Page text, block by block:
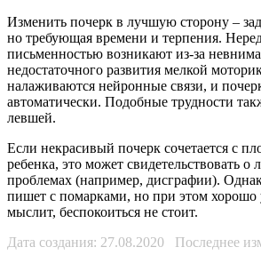
Изменить почерк в лучшую сторону –
но требующая времени и терпения.
письменностью возникают из-за
недостаточного развития мелкой
налаживаются нейронные связи, и
автоматически. Подобные трудности
левшей.
Если некрасивый почерк сочетается с
ребенка, это может свидетельствовать о
проблемах (например, дисграфии).
пишет с помарками, но при этом хорошо
мыслит, беспокоиться не стоит.
Дата создания: 27.08.2020 Последнее